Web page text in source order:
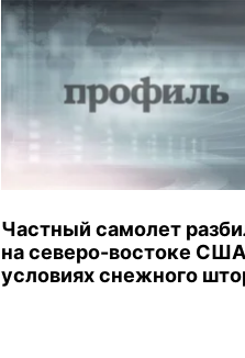
Частный самолет
на северо-востоке
условиях снежного